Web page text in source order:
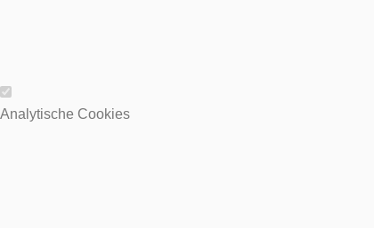
Wesentliche Cookies
Analytische Cookies